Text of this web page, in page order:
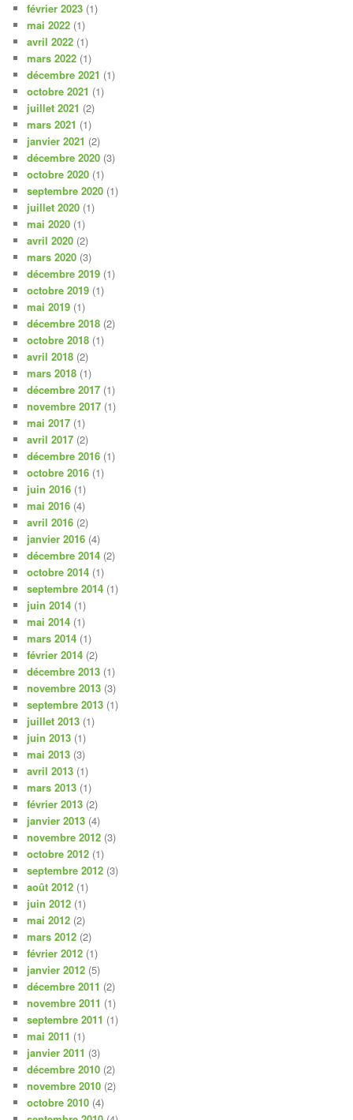
février 2023 (1)
mai 2022 (1)
avril 2022 (1)
mars 2022 (1)
décembre 2021 (1)
octobre 2021 (1)
juillet 2021 (2)
mars 2021 (1)
janvier 2021 (2)
décembre 2020 (3)
octobre 2020 (1)
septembre 2020 (1)
juillet 2020 (1)
mai 2020 (1)
avril 2020 (2)
mars 2020 (3)
décembre 2019 (1)
octobre 2019 (1)
mai 2019 (1)
décembre 2018 (2)
octobre 2018 (1)
avril 2018 (2)
mars 2018 (1)
décembre 2017 (1)
novembre 2017 (1)
mai 2017 (1)
avril 2017 (2)
décembre 2016 (1)
octobre 2016 (1)
juin 2016 (1)
mai 2016 (4)
avril 2016 (2)
janvier 2016 (4)
décembre 2014 (2)
octobre 2014 (1)
septembre 2014 (1)
juin 2014 (1)
mai 2014 (1)
mars 2014 (1)
février 2014 (2)
décembre 2013 (1)
novembre 2013 (3)
septembre 2013 (1)
juillet 2013 (1)
juin 2013 (1)
mai 2013 (3)
avril 2013 (1)
mars 2013 (1)
février 2013 (2)
janvier 2013 (4)
novembre 2012 (3)
octobre 2012 (1)
septembre 2012 (3)
août 2012 (1)
juin 2012 (1)
mai 2012 (2)
mars 2012 (2)
février 2012 (1)
janvier 2012 (5)
décembre 2011 (2)
novembre 2011 (1)
septembre 2011 (1)
mai 2011 (1)
janvier 2011 (3)
décembre 2010 (2)
novembre 2010 (2)
octobre 2010 (4)